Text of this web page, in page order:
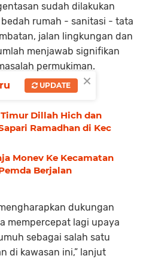
sudah dilakukan
rumah - sanitasi - tata
jalan lingkungan dan
menjawab signifikan
permukiman.
Dillah Hich dan
Ramadhan di Kec
Monev Ke Kecamatan
Berjalan
dukungan
mempercepat lagi upaya
sebagai salah satu
di kawasan ini,” lanjut
×
UPDATE